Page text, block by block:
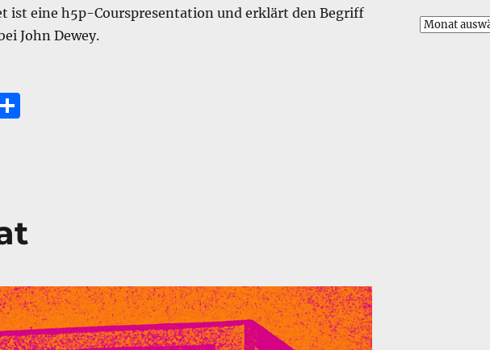
ist eine h5p-Courspresentation und erklärt den Begriff
John Dewey.
T
Archiv